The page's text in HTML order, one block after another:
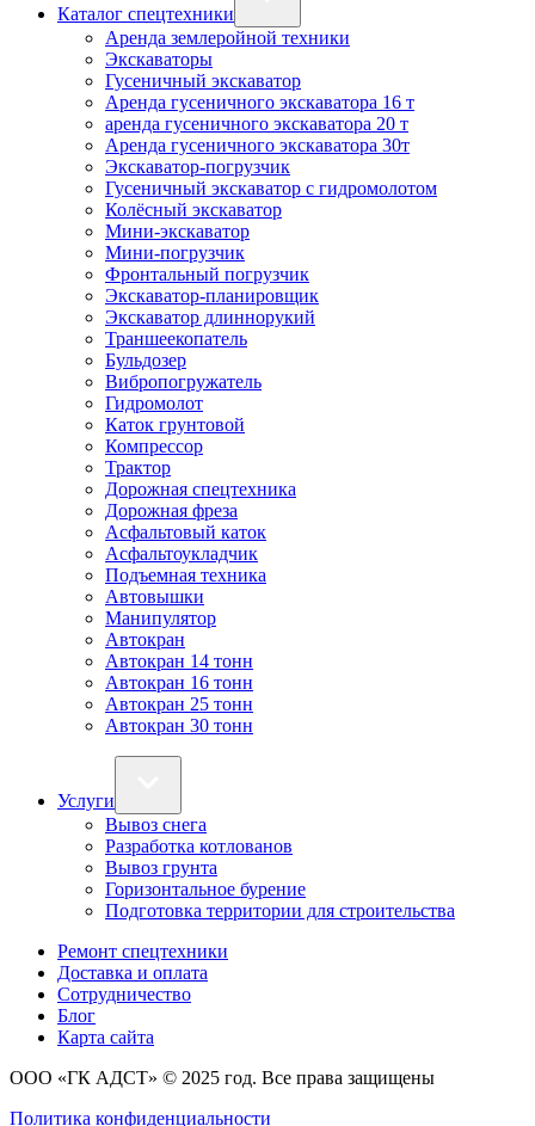
Каталог спецтехники
Аренда землеройной техники
Экскаваторы
Гусеничный экскаватор
Аренда гусеничного экскаватора 16 т
аренда гусеничного экскаватора 20 т
Аренда гусеничного экскаватора 30т
Экскаватор-погрузчик
Гусеничный экскаватор с гидромолотом
Колёсный экскаватор
Мини-экскаватор
Мини-погрузчик
Фронтальный погрузчик
Экскаватор-планировщик
Экскаватор длиннорукий
Траншеекопатель
Бульдозер
Вибропогружатель
Гидромолот
Каток грунтовой
Компрессор
Трактор
Дорожная спецтехника
Дорожная фреза
Асфальтовый каток
Асфальтоукладчик
Подъемная техника
Автовышки
Манипулятор
Автокран
Автокран 14 тонн
Автокран 16 тонн
Автокран 25 тонн
Автокран 30 тонн
Услуги
Вывоз снега
Разработка котлованов
Вывоз грунта
Горизонтальное бурение
Подготовка территории для строительства
Ремонт спецтехники
Доставка и оплата
Сотрудничество
Блог
Карта сайта
ООО «ГК АДСТ» © 2025 год. Все права защищены
Политика конфиденциальности